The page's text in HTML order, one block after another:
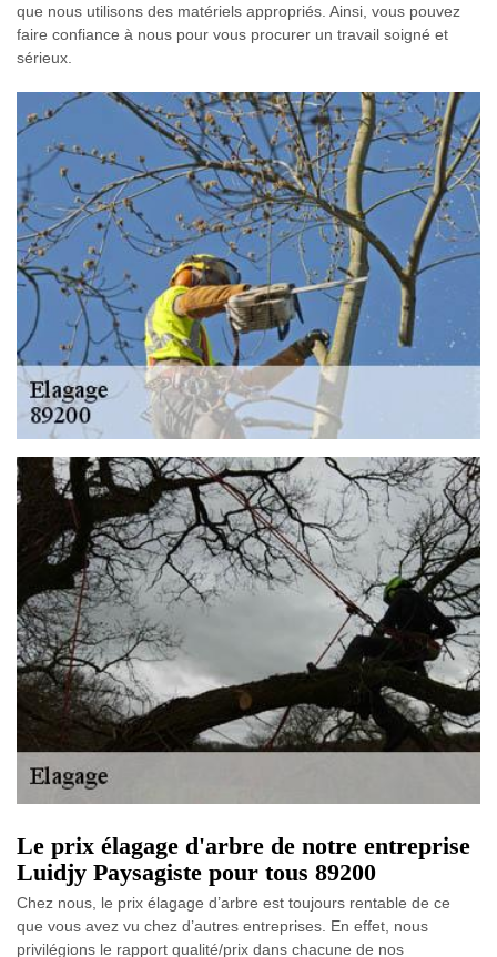
que nous utilisons des matériels appropriés. Ainsi, vous pouvez
faire confiance à nous pour vous procurer un travail soigné et
sérieux.
Le prix élagage d'arbre de notre entreprise
Luidjy Paysagiste pour tous 89200
Chez nous, le prix élagage d’arbre est toujours rentable de ce
que vous avez vu chez d’autres entreprises. En effet, nous
privilégions le rapport qualité/prix dans chacune de nos